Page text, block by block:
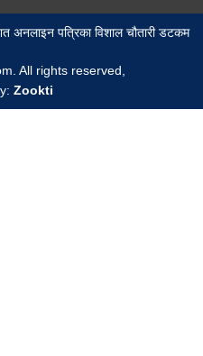
अनलाइन पत्रिका विशाल चौतारी डटकम
All rights reserved,
Zookti